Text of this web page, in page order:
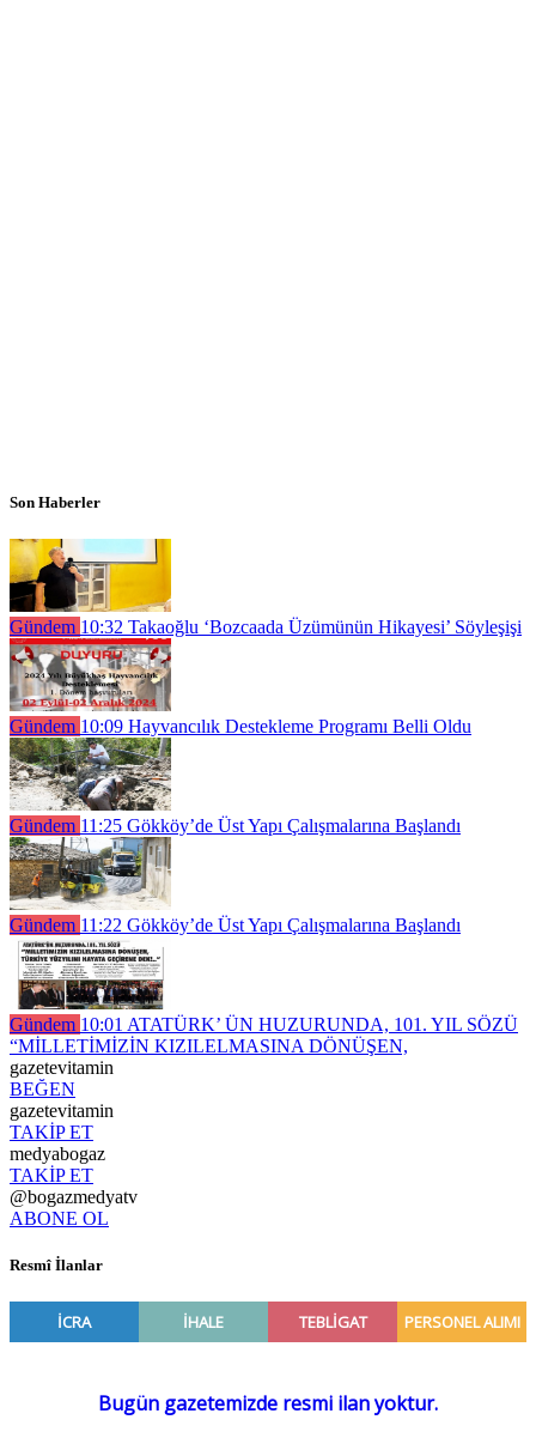
Son Haberler
Gündem 10:32 Takaoğlu ‘Bozcaada Üzümünün Hikayesi’ Söyleşişi
Gündem 10:09 Hayvancılık Destekleme Programı Belli Oldu
Gündem 11:25 Gökköy’de Üst Yapı Çalışmalarına Başlandı
Gündem 11:22 Gökköy’de Üst Yapı Çalışmalarına Başlandı
Gündem 10:01 ATATÜRK’ ÜN HUZURUNDA, 101. YIL SÖZÜ
“MİLLETİMİZİN KIZILELMASINA DÖNÜŞEN,
gazetevitamin
BEĞEN
gazetevitamin
TAKİP ET
medyabogaz
TAKİP ET
@bogazmedyatv
ABONE OL
Resmî İlanlar